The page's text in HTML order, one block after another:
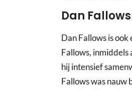
Dan Fallows
Dan Fallows is
Fallows, inmiddels
hij intensief
Fallows was nauw